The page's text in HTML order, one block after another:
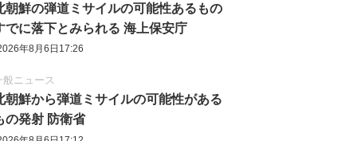
朝鮮の弾道ミサイルの可能性あるもの
でに落下とみられる 海上保安庁
年8月6日17:26
般ニュース
朝鮮から弾道ミサイルの可能性がある
の発射 防衛省